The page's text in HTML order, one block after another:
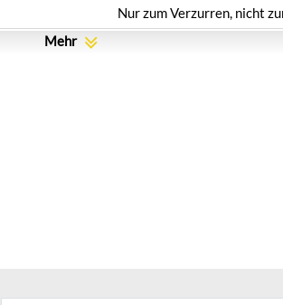
Nur zum Verzurren, nicht
Mehr